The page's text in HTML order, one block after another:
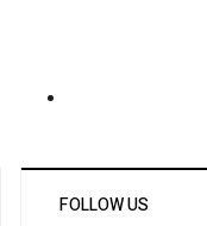
FOLLOW US